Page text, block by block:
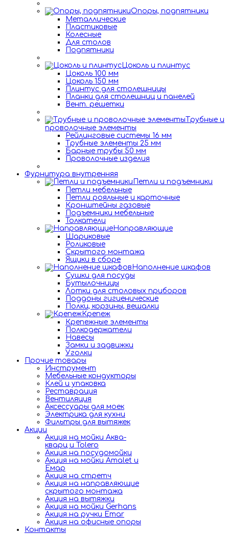
Опоры, подпятники
Металлические
Пластиковые
Колесные
Для столов
Подпятники
Цоколь и плинтус
Цоколь 100 мм
Цоколь 150 мм
Плинтус для столешницы
Планки для столешниц и панелей
Вент. решетки
Трубные и
проволочные элементы
Рейлинговые системы 16 мм
Трубные элементы 25 мм
Барные трубы 50 мм
Проволочные изделия
Фурнитура внутренняя
Петли и подъемники
Петли мебельные
Петли рояльные и карточные
Кронштейны газовые
Подъемники мебельные
Толкатели
Направляющие
Шариковые
Роликовые
Скрытого монтажа
Ящики в сборе
Наполнение шкафов
Сушки для посуды
Бутылочницы
Лотки для столовых приборов
Поддоны гигиенические
Полки, корзины, вешалки
Крепеж
Крепежные элементы
Полкодержатели
Навесы
Замки и задвижки
Уголки
Прочие товары
Инструмент
Мебельные кондукторы
Клей и упаковка
Реставрация
Вентиляция
Аксессуары для моек
Электрика для кухни
Фильтры для вытяжек
Акции
Акция на мойки Аква-
кварц и Tolero
Акция на посудомойки
Акция на мойки Amalet и
Емар
Акция на стретч
Акция на направляющие
скрытого монтажа
Акция на вытяжки
Акция на мойки Gerhans
Акция на ручки Emar
Акция на офисные опоры
Контакты